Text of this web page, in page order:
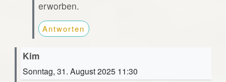
erworben.
Antworten
Kim
Sonntag, 31. August 2025 11:30